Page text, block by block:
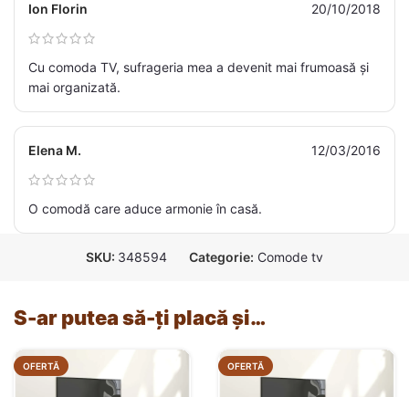
Ion Florin 20/10/2018
Cu comoda TV, sufrageria mea a devenit mai frumoasă și
mai organizată.
Elena M. 12/03/2016
O comodă care aduce armonie în casă.
SKU: 348594 Categorie: Comode tv
S-ar putea să-ți placă și…
OFERTĂ OFERTĂ